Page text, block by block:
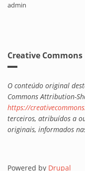
admin
Creative Commons
O conteúdo original
Commons Attribution-
https://
terceiros, atribuídos a
originais, informados
Powered by Drupal